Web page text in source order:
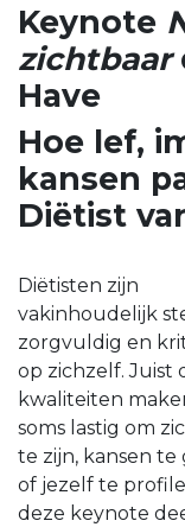
Keynote
zichtbaar
Have
Hoe lef,
kansen
Diëtist
Diëtisten zijn
vakinhoudelijk
zorgvuldig en
op zichzelf. Juist
kwaliteiten
soms lastig om
te zijn, kansen te
of jezelf te
deze keynote